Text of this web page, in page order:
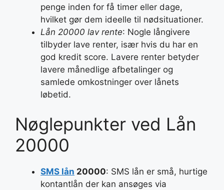
penge inden for få timer eller dage,
hvilket gør dem ideelle til nødsituationer.
Lån 20000 lav rente: Nogle långivere
tilbyder lave renter, især hvis du har en
god kredit score. Lavere renter betyder
lavere månedlige afbetalinger og
samlede omkostninger over lånets
løbetid.
Nøglepunkter ved Lån
20000
SMS lån 20000: SMS lån er små, hurtige
kontantlån der kan ansøges via